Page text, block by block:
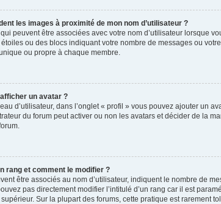
les images à proximité de mon nom d’utilisateur ?
qui peuvent être associées avec votre nom d’utilisateur lorsque
ou des blocs indiquant votre nombre de messages ou
ou propre à chaque membre.
un avatar ?
d’utilisateur, dans l’onglet « profil » vous pouvez ajouter un
du forum peut activer ou non les avatars et décider de la
rang et comment le modifier ?
être associés au nom d’utilisateur, indiquent le nombre de
pas directement modifier l’intitulé d’un rang car il est
Sur la plupart des forums, cette pratique est rarement